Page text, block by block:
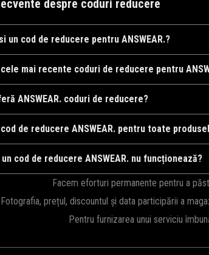
despre coduri reducere
un cod de reducere pentru ANSWEAR.?
cod de reducere la ANSWEAR., adăugați
codul este valabil.
mai recente coduri de reducere pentru
coduri de reducere pentru ANSWEAR. sunt
ANSWEAR. coduri de reducere?
frecvent coduri de reducere, în special în
de reducere ANSWEAR. pentru toate
reducere de la ANSWEAR. sunt valabile pentru
că poate fi utilizat pentru produsele dorite.
cod de reducere ANSWEAR. nu funcționează?
reducere pentru ANSWEAR. nu funcționează,
doar pentru anumite produse sau perioade de timp.
Facem eforturi permanente pentru a
Fotografia, prețul, discountul și data participării a
Pentru furnizarea unui serviciu